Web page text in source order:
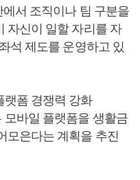
서 조직이나 팀 구분을
자신이 일할 자리를 자
석 제도를 운영하고 있
폼 경쟁력 강화
바일 플랫폼을 생활금
모은다는 계획을 추진